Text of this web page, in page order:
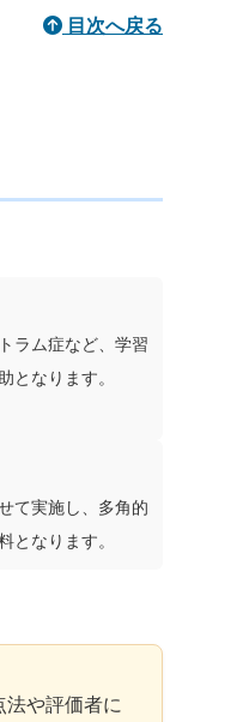
目次へ戻る
ラム症など、学習
となります。
て実施し、多角的
となります。
や評価者に